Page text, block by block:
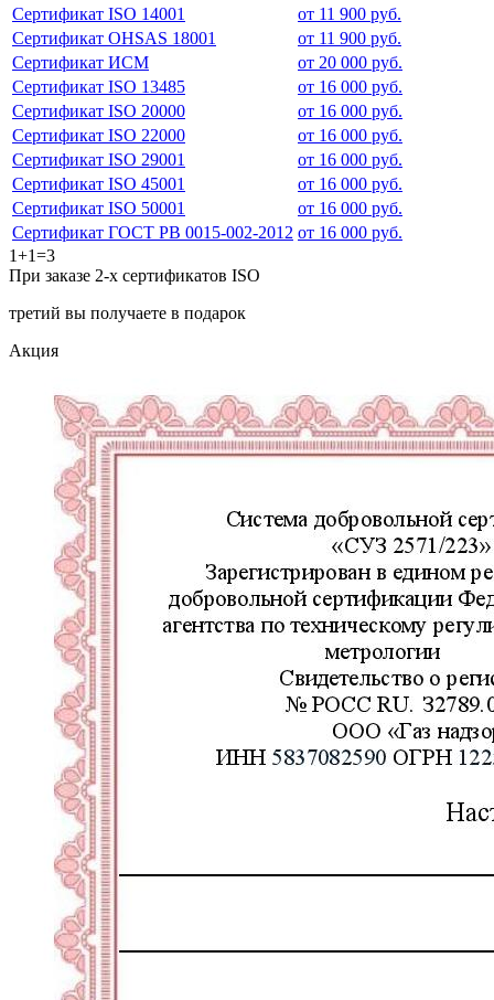
Сертификат ISO 14001
от 11 900 руб.
Сертификат OHSAS 18001
от 11 900 руб.
Сертификат ИСМ
от 20 000 руб.
Сертификат ISO 13485
от 16 000 руб.
Сертификат ISO 20000
от 16 000 руб.
Сертификат ISO 22000
от 16 000 руб.
Сертификат ISO 29001
от 16 000 руб.
Сертификат ISO 45001
от 16 000 руб.
Сертификат ISO 50001
от 16 000 руб.
Сертификат ГОСТ РВ 0015-002-2012 от 16 000 руб.
1+1=3
При заказе 2-х сертификатов ISO
третий вы получаете в подарок
Акция